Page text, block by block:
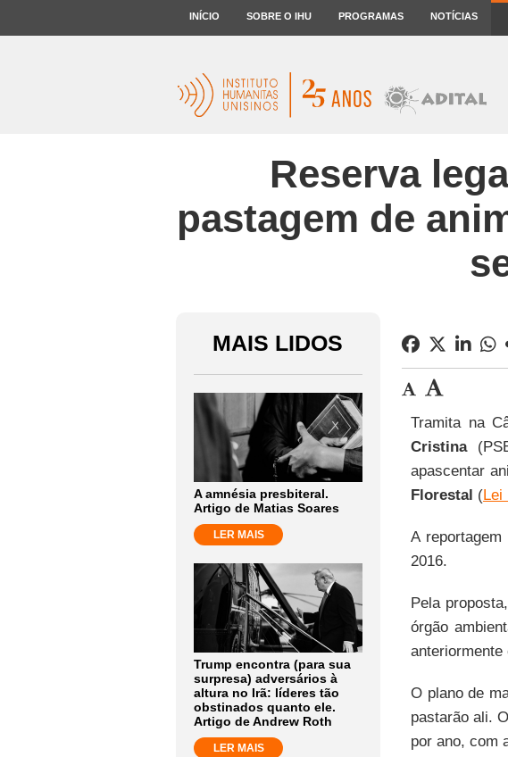
INÍCIO SOBRE O IHU PROGRAMAS NOTÍCIAS
Reserva
pastagem de
MAIS LIDOS
A amnésia presbiteral.
Artigo de Matias Soares
LER MAIS
Trump encontra (para sua
surpresa) adversários à
altura no Irã: líderes tão
obstinados quanto ele.
Artigo de Andrew Roth
LER MAIS
Tramita na
Cristina
apascentar
Florestal (Lei
A reportagem
2016.
Pela
órgão
O plano de
pastarão ali.
por ano, com